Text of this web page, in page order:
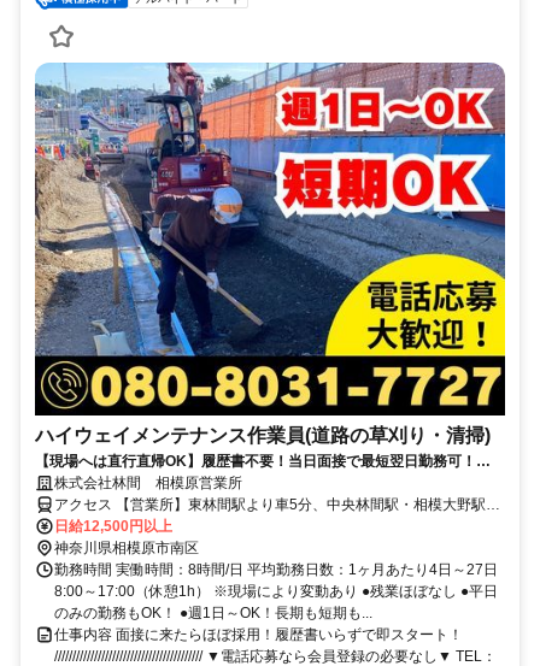
ハイウェイメンテナンス作業員(道路の草刈り・清掃)
【現場へは直行直帰OK】履歴書不要！当日面接で最短翌日勤務可！
TEL：080-8031-7727
株式会社林間 相模原営業所
アクセス 【営業所】東林間駅より車5分、中央林間駅・相模大野駅よ
り車10分
日給12,500円以上
神奈川県相模原市南区
勤務時間 実働時間：8時間/日 平均勤務日数：1ヶ月あたり4日～27日
8:00～17:00（休憩1h） ※現場により変動あり ●残業ほぼなし ●平日
のみの勤務もOK！ ●週1日～OK！長期も短期も...
仕事内容 面接に来たらほぼ採用！履歴書いらずで即スタート！
///////////////////////////////////////// ▼電話応募なら会員登録の必要なし▼ TEL：